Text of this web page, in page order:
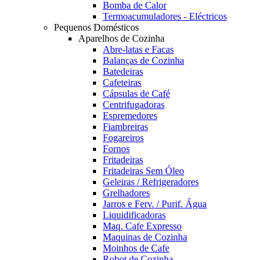
Bomba de Calor
Termoacumuladores - Eléctricos
Pequenos Domésticos
Aparelhos de Cozinha
Abre-latas e Facas
Balanças de Cozinha
Batedeiras
Cafeteiras
Cápsulas de Café
Centrifugadoras
Espremedores
Fiambreiras
Fogareiros
Fornos
Fritadeiras
Fritadeiras Sem Óleo
Geleiras / Refrigeradores
Grelhadores
Jarros e Ferv. / Purif. Água
Liquidificadoras
Maq. Cafe Expresso
Maquinas de Cozinha
Moinhos de Cafe